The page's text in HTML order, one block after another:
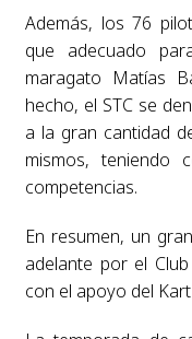
Además, los 76
que adecuado
maragato Matías
hecho, el STC se
a la gran cantidad
mismos, teniendo
competencias.
En resumen, un
adelante por el
con el apoyo del Kart